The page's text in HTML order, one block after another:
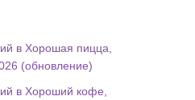
в Хорошая пицца,
(обновление)
в Хороший кофе,